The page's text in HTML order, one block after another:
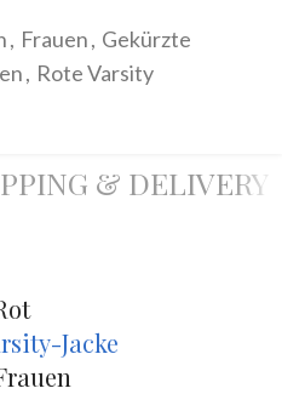
, Frauen, Gekürzte
, Rote Varsity
& DELIVERY
Jacke